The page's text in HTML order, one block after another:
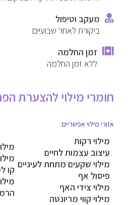
טיפולי פנים לגברים
ניתוחים וטיפולים לגברים
מעקב וטיפול
ביקורת לאחר שבועיים
זמן החלמה
ללא זמן החלמה
ניסיון וידע הרופא המזריק
אזורי מילוי אפשריים
חומצה היאלרונית מחיר מומלץ
צפו בפרק על מילוי קמטים בתוכנית The New Selfie
חומרי מילוי להצערת
אזורי מילוי אפשריים:
מילוי רקות
עיצוב עצמות לחיים
מילוי שקעים מתחת לעיניים
פיסול אף
מילוי צידי האף
מילוי קווי מריונטה
קו